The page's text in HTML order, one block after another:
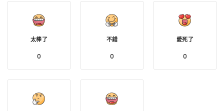
太棒了
0
不錯
0
愛死了
0